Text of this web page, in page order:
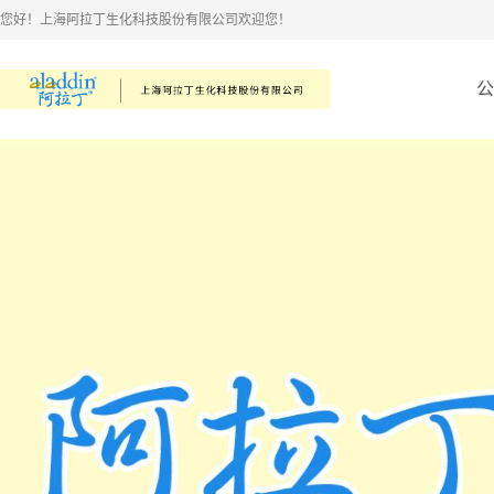
您好！上海阿拉丁生化科技股份有限公司欢迎您！